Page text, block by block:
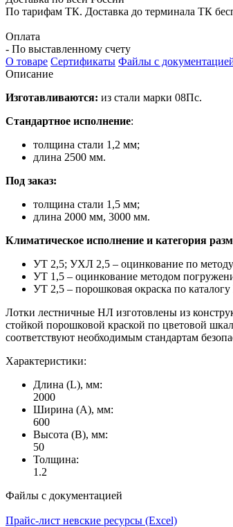
По тарифам ТК. Доставка до терминала ТК
Оплата
- По выставленному счету
О товаре Сертификаты Файлы с
Описание
Изготавливаются: из стали марки 08Пс.
Стандартное исполнение:
толщина стали 1,2 мм;
длина 2500 мм.
Под заказ:
толщина стали 1,5 мм;
длина 2000 мм, 3000 мм.
Климатическое исполнение и категория
УТ 2,5; УХЛ 2,5 – оцинкование по
УТ 1,5 – оцинкование методом
УТ 2,5 – порошковая окраска по
Лотки лестничные НЛ изготовлены из
стойкой порошковой краской по цветовой
соответствуют необходимым стандартам
Характеристики:
Длина (L), мм:
2000
Ширина (А), мм:
600
Высота (В), мм:
50
Толщина:
1.2
Файлы с документацией
Прайс-лист невские ресурсы (Excel)